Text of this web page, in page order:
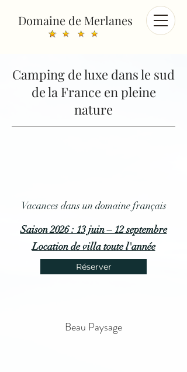
Domaine de Merlanes
Camping de luxe dans le sud
de la France en pleine
nature
Vacances dans un domaine français
Saison 2026 : 13 juin – 12 septembre
Location de villa toute l'année
Réserver
Beau Paysage